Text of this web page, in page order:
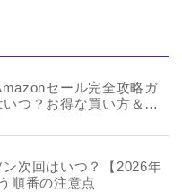
セール完全攻略ガ
つ？お得な買い方＆年
次回はいつ？【2026年
順番の注意点